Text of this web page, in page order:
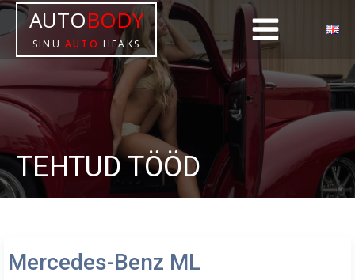
AUTOBODY
SINU AUTO HEAKS
TEHTUD TÖÖD
Mercedes-Benz ML